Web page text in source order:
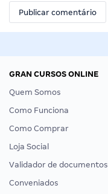
GRAN CURSOS ONLINE
Quem Somos
Como Funciona
Como Comprar
Loja Social
Validador de documentos
Conveniados